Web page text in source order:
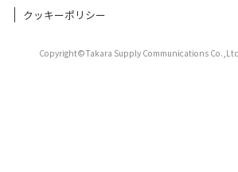
クッキーポリシー
Copyright©Takara Supply Communications Co.,Ltd